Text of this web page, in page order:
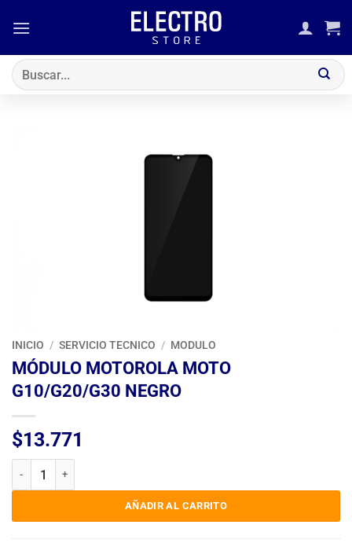
Buscar
por:
INICIO / SERVICIO TECNICO / MODULO
MÓDULO MOTOROLA MOTO
G10/G20/G30 NEGRO
$13.771
MÓDULO MOTOROLA MOTO G10/G20/G30 NEGRO cantidad
AÑADIR AL CARRITO